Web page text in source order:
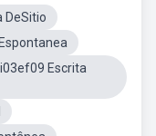
DeSitio
Escrita